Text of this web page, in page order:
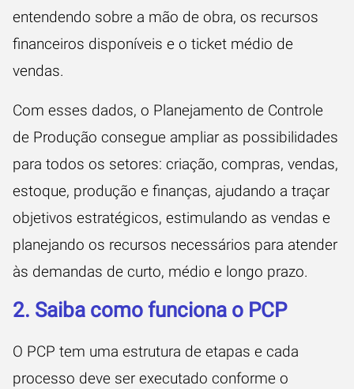
entendendo sobre a mão de obra, os recursos
financeiros disponíveis e o ticket médio de
vendas.
Com esses dados, o Planejamento de Controle
de Produção consegue ampliar as possibilidades
para todos os setores: criação, compras, vendas,
estoque, produção e finanças, ajudando a traçar
objetivos estratégicos, estimulando as vendas e
planejando os recursos necessários para atender
às demandas de curto, médio e longo prazo.
2. Saiba como funciona o PCP
O PCP tem uma estrutura de etapas e cada
processo deve ser executado conforme o